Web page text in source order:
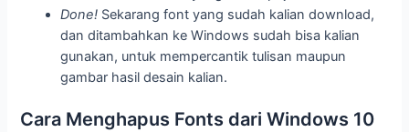
Done! Sekarang font yang sudah kalian download,
dan ditambahkan ke Windows sudah bisa kalian
gunakan, untuk mempercantik tulisan maupun
gambar hasil desain kalian.
Cara Menghapus Fonts dari Windows 10